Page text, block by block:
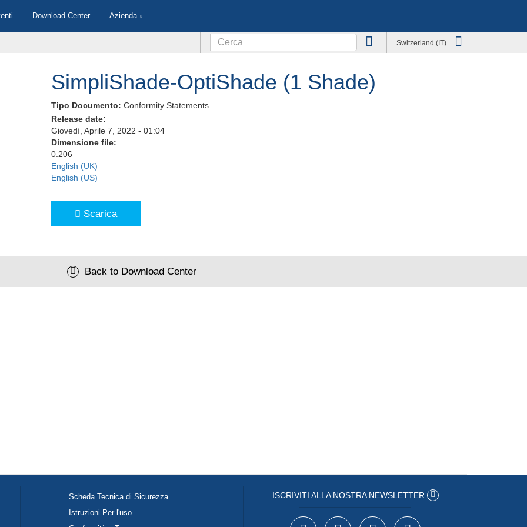
Download Center Azienda
Switzerland (IT)
SimpliShade-OptiShade (1 Shade)
Tipo Documento: Conformity Statements
Release date:
Giovedì, Aprile 7, 2022 - 01:04
Dimensione file:
0.206
English (UK)
English (US)
Scarica
Back to Download Center
Scheda Tecnica di Sicurezza
Istruzioni Per l'uso
ISCRIVITI ALLA NOSTRA NEWSLETTER